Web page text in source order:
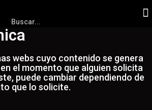
webs cuyo contenido se genera
el momento que alguien solicita
puede cambiar dependiendo de
que lo solicite.